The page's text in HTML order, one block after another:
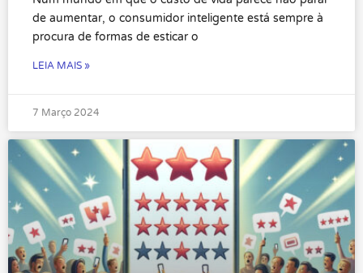
de aumentar, o consumidor inteligente está sempre à
procura de formas de esticar o
LEIA MAIS »
7 Março 2024